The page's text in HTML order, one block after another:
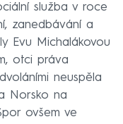
služba v roce
zanedbávání a
Evu Michalákovou
otci práva
neuspěla
Norsko na
ovšem ve